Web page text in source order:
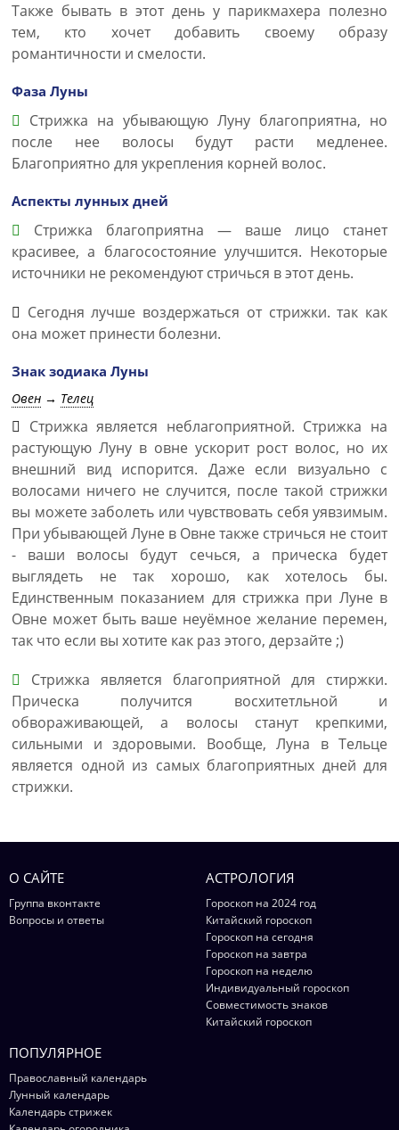
Также бывать в этот день у парикмахера полезно
тем, кто хочет добавить своему образу
романтичности и смелости.
Фаза Луны
Стрижка на убывающую Луну благоприятна, но
после нее волосы будут расти медленее.
Благоприятно для укрепления корней волос.
Аспекты лунных дней
Стрижка благоприятна — ваше лицо станет
красивее, а благосостояние улучшится. Некоторые
источники не рекомендуют стричься в этот день.
Сегодня лучше воздержаться от стрижки. так как
она может принести болезни.
Знак зодиака Луны
Овен → Телец
Стрижка является неблагоприятной. Стрижка на
растующую Луну в овне ускорит рост волос, но их
внешний вид испорится. Даже если визуально с
волосами ничего не случится, после такой стрижки
вы можете заболеть или чувствовать себя уявзимым.
При убывающей Луне в Овне также стричься не стоит
- ваши волосы будут сечься, а прическа будет
выглядеть не так хорошо, как хотелось бы.
Единственным показанием для стрижка при Луне в
Овне может быть ваше неуёмное желание перемен,
так что если вы хотите как раз этого, дерзайте ;)
Стрижка является благоприятной для стиржки.
Прическа получится восхитетльной и
обвораживающей, а волосы станут крепкими,
сильными и здоровыми. Вообще, Луна в Тельце
является одной из самых благоприятных дней для
стрижки.
О САЙТЕ
Группа вконтакте
Вопросы и ответы
АСТРОЛОГИЯ
Гороскоп на 2024 год
Китайский гороскоп
Гороскоп на сегодня
Гороскоп на завтра
Гороскоп на неделю
Индивидуальный гороскоп
Совместимость знаков
Китайский гороскоп
ПОПУЛЯРНОЕ
Православный календарь
Лунный календарь
Календарь стрижек